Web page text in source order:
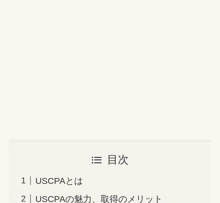
目次
USCPAとは
USCPAの魅力、取得のメリット